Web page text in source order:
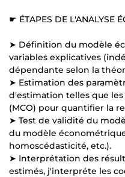
☛ ÉTAPES DE L'ANALYSE
➤ Définition du modèle
variables explicatives
dépendante selon la
➤ Estimation des
d'estimation telles que
(MCO) pour quantifier la
➤ Test de validité du
du modèle
homoscédasticité, etc.).
➤ Interprétation des
estimés, j'interpréte les